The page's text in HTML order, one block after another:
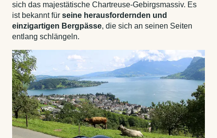
sich das majestätische Chartreuse-Gebirgsmassiv. Es
ist bekannt für seine herausfordernden und
einzigartigen Bergpässe, die sich an seinen Seiten
entlang schlängeln.